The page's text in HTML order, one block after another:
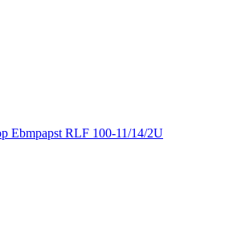
Ebmpapst RLF 100-11/14/2U